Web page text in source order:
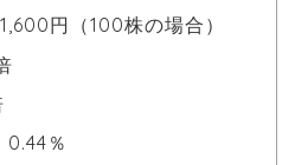
円（100株の場合）
0.44％